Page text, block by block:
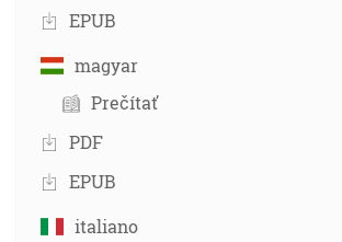
EPUB
magyar
Prečítať
PDF
EPUB
italiano